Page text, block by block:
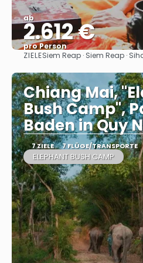
ab
2.612 €
pro Person
ZIELESiem Reap · Siem Reap ·
Chiang Mai,
Bush Camp",
Baden in Quy
7 ZIELE 7 FLÜGE/TRANSPORTE
ELEPHANT BUSH CAMP